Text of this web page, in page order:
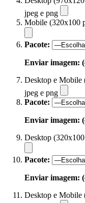
jpeg e png
Mobile (320x100
Pacote:
Enviar imagem:
Desktop e Mobile
jpeg e png
Pacote:
Enviar imagem:
Desktop
Pacote:
Enviar imagem:
Desktop e Mobile